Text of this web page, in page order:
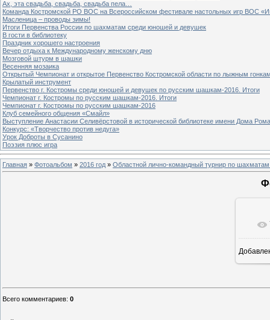
Ах, эта свадьба, свадьба, свадьба пела…
Команда Костромской РО ВОС на Всероссийском фестивале настольных игр ВОС
Масленица – проводы зимы!
Итоги Первенства России по шахматам среди юношей и девушек
В гости в библиотеку
Праздник хорошего настроения
Вечер отдыха к Международному женскому дню
Мозговой штурм в шашки
Весенняя мозаика
Открытый Чемпионат и открытое Первенство Костромской области по лыжным
Крылатый инструмент
Первенство г. Костромы среди юношей и девушек по русским шашкам-2016. Итоги
Чемпионат г. Костромы по русским шашкам-2016. Итоги
Чемпионат г. Костромы по русским шашкам-2016
Клуб семейного общения «Смайл»
Выступление Анастасии Селивёрстовой в исторической библиотеке имени Дома
Конкурс: «Творчество против недуга»
Урок Доброты в Сусанино
Поэзия плюс игра
Главная » Фотоальбом » 2016 год » Областной лично-командный турнир по
Всего комментариев: 0